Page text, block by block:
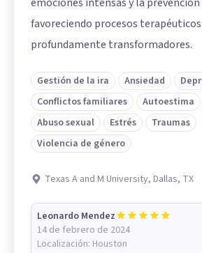
favoreciendo procesos
profundamente transformadores.
Gestión de la ira Ansiedad
Conflictos familiares
Autoestima
Abuso sexual
Estrés
Traumas
Violencia de género
Texas A and M University, Dallas, TX
Leonardo Mendez
14 de febrero de 2024
Localización: Houston